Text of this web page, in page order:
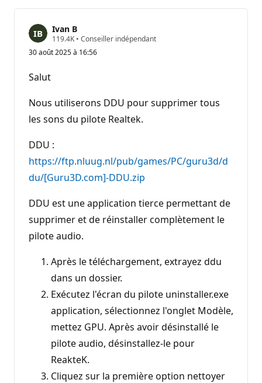
Ivan B
119.4K P
i
e
r
é
p
t
o
• Conseiller indépendant
30 août 2025 à 16:56
Salut
Nous utiliserons DDU pour supprimer tous
les sons du pilote Realtek.
DDU :
https://ftp.nluug.nl/pub/games/PC/guru3d/d
du/[Guru3D.com]-DDU.zip
DDU est une application tierce permettant de
supprimer et de réinstaller complètement le
pilote audio.
Après le téléchargement, extrayez ddu
dans un dossier.
Exécutez l'écran du pilote uninstaller.exe
application, sélectionnez l'onglet Modèle,
mettez GPU. Après avoir désinstallé le
pilote audio, désinstallez-le pour
ReakteK.
Cliquez sur la première option nettoyer